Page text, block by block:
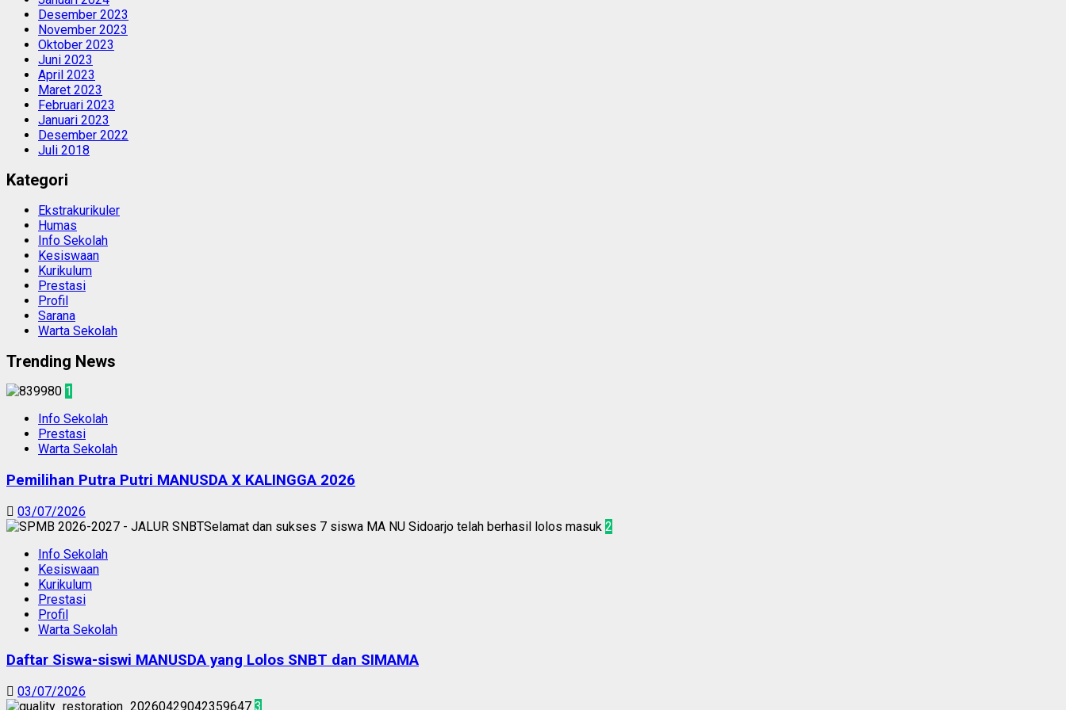
Desember 2023
November 2023
Oktober 2023
Juni 2023
April 2023
Maret 2023
Februari 2023
Januari 2023
Desember 2022
Juli 2018
Kategori
Ekstrakurikuler
Humas
Info Sekolah
Kesiswaan
Kurikulum
Prestasi
Profil
Sarana
Warta Sekolah
Trending News
1
Info Sekolah
Prestasi
Warta Sekolah
Pemilihan Putra Putri MANUSDA X KALINGGA 2026
03/07/2026
2
Info Sekolah
Kesiswaan
Kurikulum
Prestasi
Profil
Warta Sekolah
Daftar Siswa-siswi MANUSDA yang Lolos SNBT dan SIMAMA
03/07/2026
3